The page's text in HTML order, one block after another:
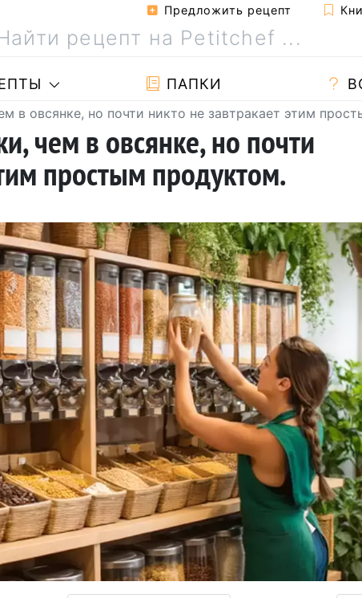
Предложить рецепт
ПАПКИ
в овсянке, но почти никто не завтракает этим
чем в овсянке, но почти
простым продуктом.